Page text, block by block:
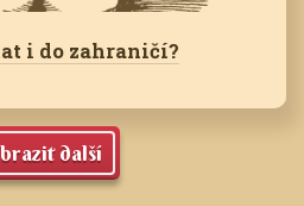
i do zahraničí?
další